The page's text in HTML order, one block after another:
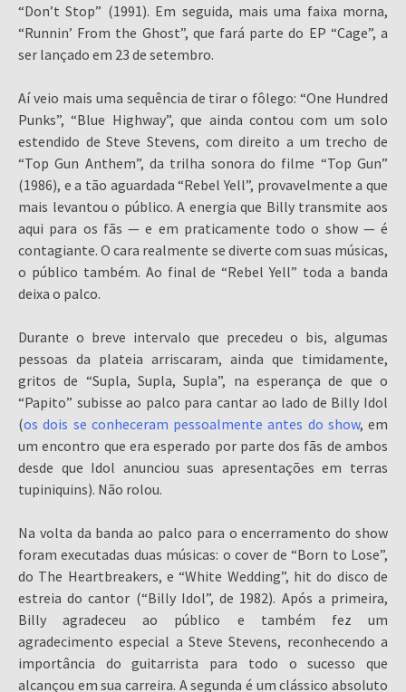
“Don’t Stop” (1991). Em seguida, mais uma faixa morna,
“Runnin’ From the Ghost”, que fará parte do EP “Cage”, a
ser lançado em 23 de setembro.
Aí veio mais uma sequência de tirar o fôlego: “One Hundred
Punks”, “Blue Highway”, que ainda contou com um solo
estendido de Steve Stevens, com direito a um trecho de
“Top Gun Anthem”, da trilha sonora do filme “Top Gun”
(1986), e a tão aguardada “Rebel Yell”, provavelmente a que
mais levantou o público. A energia que Billy transmite aos
aqui para os fãs — e em praticamente todo o show — é
contagiante. O cara realmente se diverte com suas músicas,
o público também. Ao final de “Rebel Yell” toda a banda
deixa o palco.
Durante o breve intervalo que precedeu o bis, algumas
pessoas da plateia arriscaram, ainda que timidamente,
gritos de “Supla, Supla, Supla”, na esperança de que o
“Papito” subisse ao palco para cantar ao lado de Billy Idol
(os dois se conheceram pessoalmente antes do show, em
um encontro que era esperado por parte dos fãs de ambos
desde que Idol anunciou suas apresentações em terras
tupiniquins). Não rolou.
Na volta da banda ao palco para o encerramento do show
foram executadas duas músicas: o cover de “Born to Lose”,
do The Heartbreakers, e “White Wedding”, hit do disco de
estreia do cantor (“Billy Idol”, de 1982). Após a primeira,
Billy agradeceu ao público e também fez um
agradecimento especial a Steve Stevens, reconhecendo a
importância do guitarrista para todo o sucesso que
alcançou em sua carreira. A segunda é um clássico absoluto